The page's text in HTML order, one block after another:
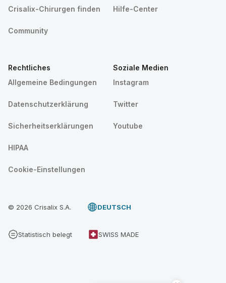
Crisalix-Chirurgen finden
Community
Hilfe-Center
Rechtliches
Allgemeine Bedingungen
Datenschutzerklärung
Sicherheitserklärungen
HIPAA
Cookie-Einstellungen
Soziale Medien
Instagram
Twitter
Youtube
© 2026 Crisalix S.A. DEUTSCH
Statistisch belegt SWISS MADE